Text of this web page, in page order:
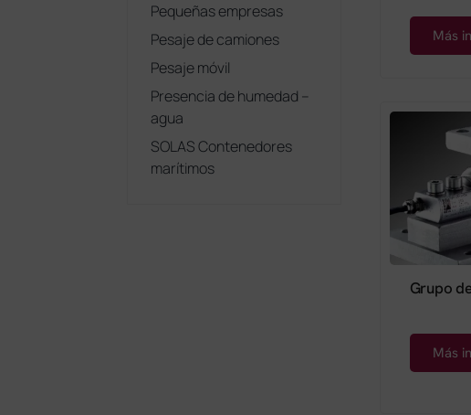
Pequeñas empresas
Pesaje de camiones
Pesaje móvil
Presencia de humedad –
agua
SOLAS Contenedores
marítimos
Más
Grupo
Más